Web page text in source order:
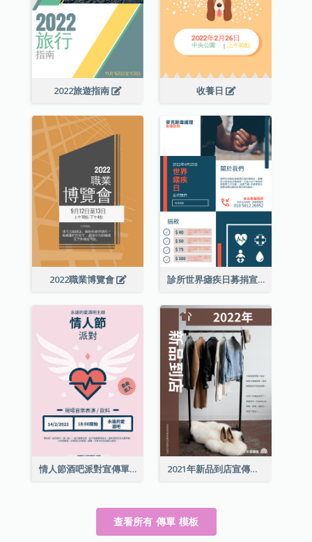
2022旅遊指南 收養日
2022職業博覽會 診所世界瘧疾日募捐宣傳單張
情人節酒吧派對宣傳單張 2021年新品到店宣傳單張
查看所有 傳單 模板